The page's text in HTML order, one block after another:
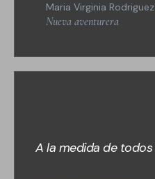
Maria Virginia Rodriguez
Nueva aventurera
A la medida de todos